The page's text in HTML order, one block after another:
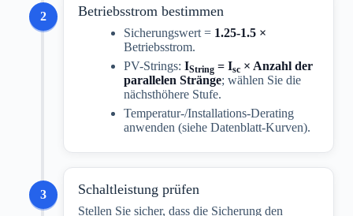
2 Betriebsstrom bestimmen
Sicherungswert = 1.25-1.5 ×
Betriebsstrom.
PV-Strings: IString = Isc × Anzahl der
parallelen Stränge; wählen Sie die
nächsthöhere Stufe.
Temperatur-/Installations-Derating
anwenden (siehe Datenblatt-Kurven).
3 Schaltleistung prüfen
Stellen Sie sicher, dass die Sicherung den